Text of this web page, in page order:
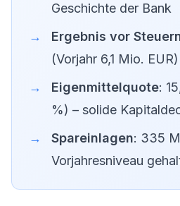
Geschichte der Bank
Ergebnis vor
(Vorjahr 6,1 Mio. EUR)
Eigenmittelquote:
%) – solide
Spareinlagen: 335
Vorjahresniveau